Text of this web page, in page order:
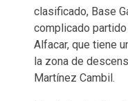
clasificado, Base
complicado partido
Alfacar, que tiene
la zona de
Martínez Cambil.